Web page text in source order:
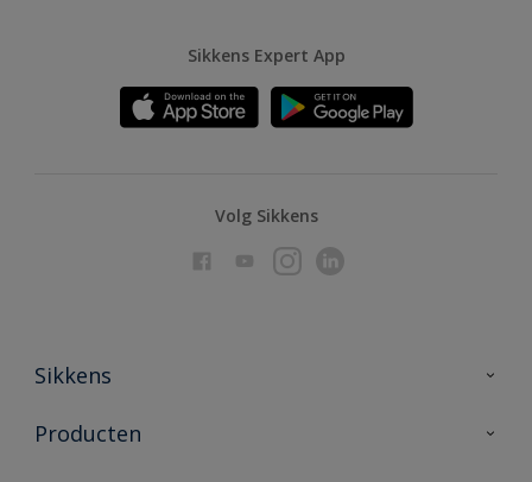
Sikkens Expert App
Volg Sikkens
Sikkens
Over Sikkens
Producten